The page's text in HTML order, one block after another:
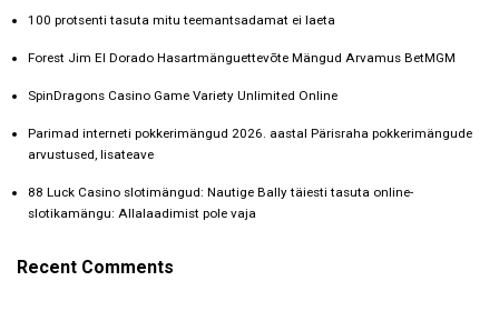
100 protsenti tasuta mitu teemantsadamat ei laeta
Forest Jim El Dorado Hasartmänguettevõte Mängud Arvamus BetMGM
SpinDragons Casino Game Variety Unlimited Online
Parimad interneti pokkerimängud 2026. aastal Pärisraha pokkerimängude
arvustused, lisateave
88 Luck Casino slotimängud: Nautige Bally täiesti tasuta online-
slotikamängu: Allalaadimist pole vaja
Recent Comments